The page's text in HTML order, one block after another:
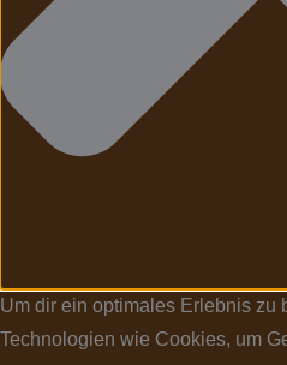
Um dir ein optimales Erlebnis zu
Technologien wie Cookies, um